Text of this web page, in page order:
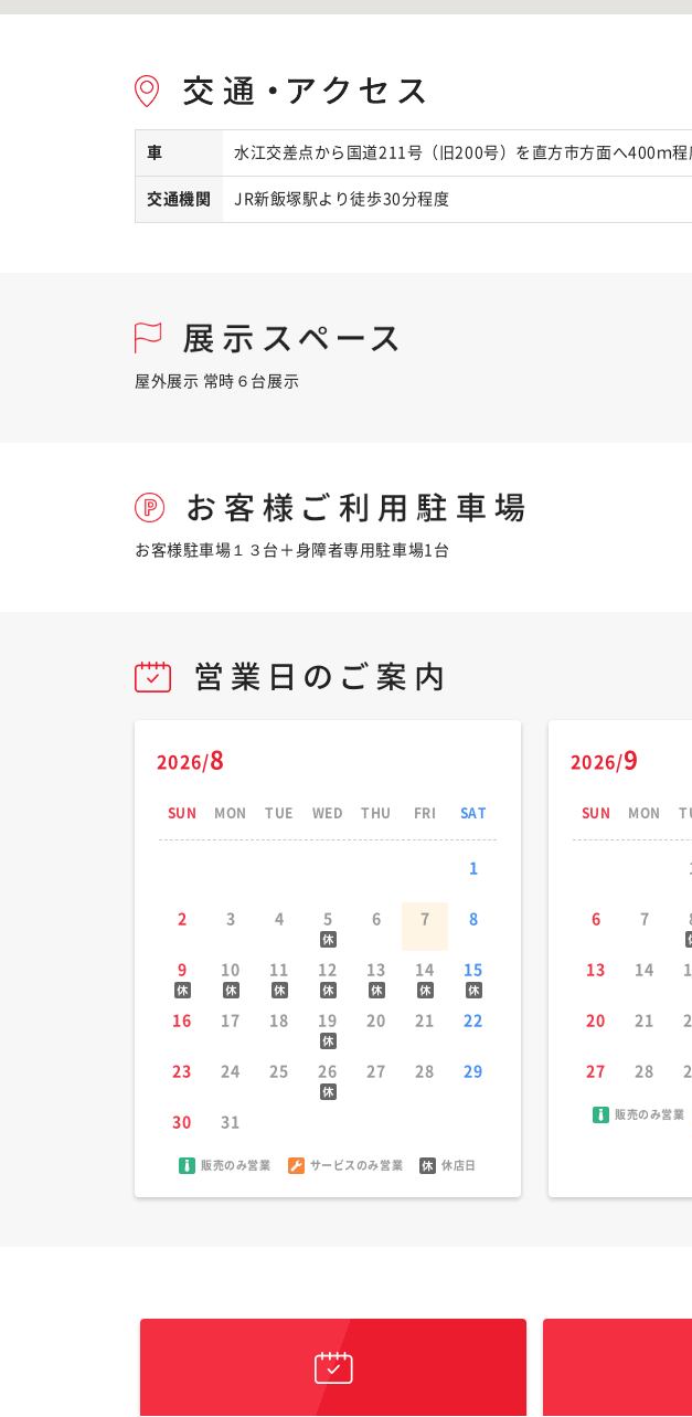
車 水江交差点から国道211号（旧200号）を直方市方面へ400ｍ
交通機関 JR新飯塚駅より徒歩30分程度
屋外展示 常時６台展示
お客様駐車場１３台＋身障者専用駐車場1台
2026/8
SUN MON TUE WED THU FRI SAT
1
2 3 4 5 6 7 8
9 10 11 12 13 14 15
16 17 18 19 20 21 22
23 24 25 26 27 28 29
30 31
販売のみ営業 サービスのみ営業 休店日
2026/9
SUN MON
1
6 7
13 14
20 21
27 28
販売のみ営業